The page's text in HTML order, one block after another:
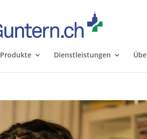
Produkte Dienstleistungen